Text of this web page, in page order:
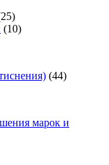
(10)
(44)
марок и